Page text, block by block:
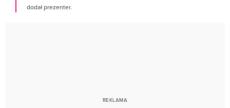
dodał prezenter.